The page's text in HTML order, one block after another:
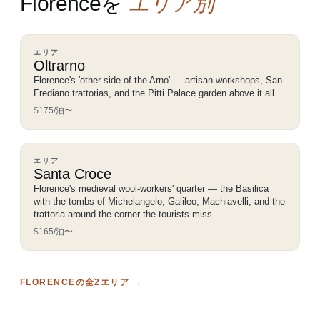
エリア
Oltrarno
Florence's 'other side of the Arno' — artisan workshops, San
Frediano trattorias, and the Pitti Palace garden above it all
$175/泊〜
エリア
Santa Croce
Florence's medieval wool-workers' quarter — the Basilica
with the tombs of Michelangelo, Galileo, Machiavelli, and the
trattoria around the corner the tourists miss
$165/泊〜
FLORENCEの全2エリア →